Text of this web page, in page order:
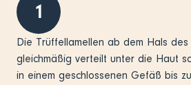
1
Die Trüffellamellen ab dem Hals des
gleichmäßig verteilt unter die Haut
in einem geschlossenen Gefäß bis